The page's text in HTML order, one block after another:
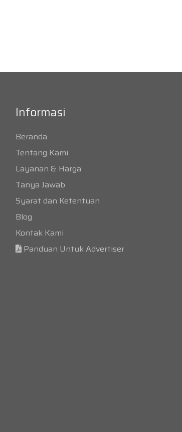
Informasi
Beranda
Tentang Kami
Layanan & Harga
Tanya Jawab
Syarat dan Ketentuan
Blog
Kontak Kami
Panduan Untuk Advertiser